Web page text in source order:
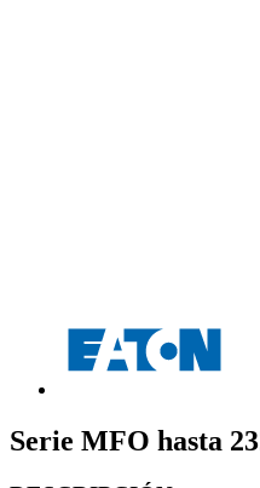
Serie MFO hasta